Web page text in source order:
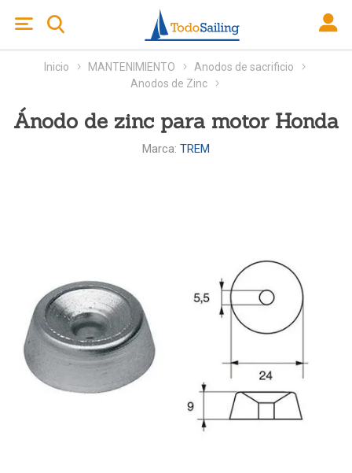
Inicio MANTENIMIENTO
Anodos de sacrificio
Anodos de Zinc
Ánodo de zinc para motor Honda
Marca: TREM